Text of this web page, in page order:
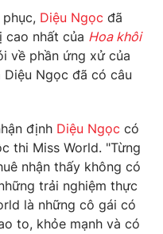
Diệu Ngọc đã
cao nhất của Hoa khôi
về phần ứng xử của
Diệu Ngọc đã có câu
định Diệu Ngọc có
thi Miss World. "Từng
nhận thấy không có
trải nghiệm thực
là những cô gái có
to, khỏe mạnh và có